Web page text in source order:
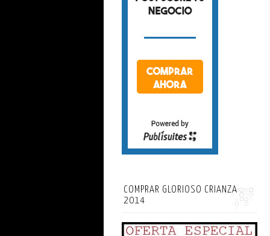
COMPRAR GLORIOSO CRIANZA
2014